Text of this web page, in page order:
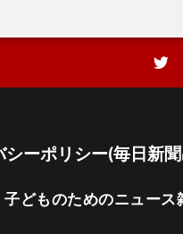
シーポリシー(毎日新
子どものためのニュース